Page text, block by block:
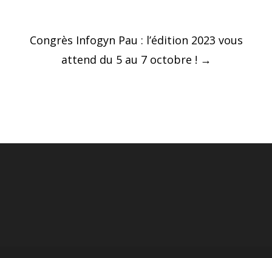
Post
navigation
Congrès Infogyn Pau : l’édition 2023 vous
attend du 5 au 7 octobre ! →